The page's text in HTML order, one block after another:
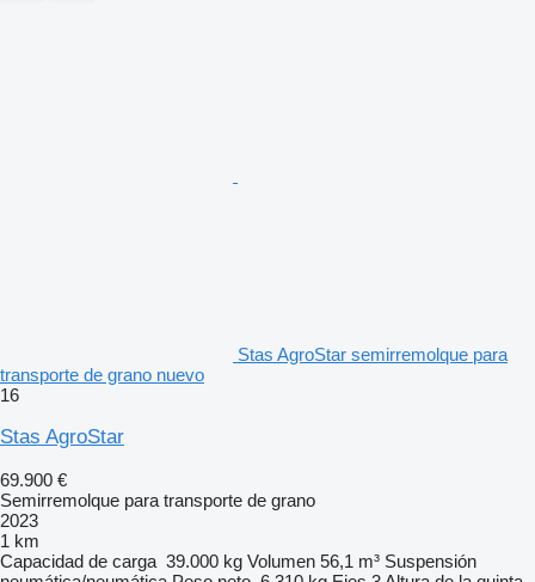
Stas AgroStar semirremolque para
transporte de grano nuevo
16
Stas AgroStar
69.900 €
Semirremolque para transporte de grano
2023
1 km
Capacidad de carga 39.000 kg Volumen 56,1 m³ Suspensión